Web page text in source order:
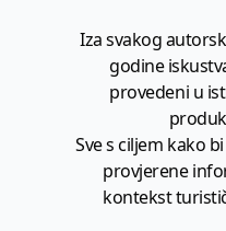
Iza svakog
godine
provedeni u
Sve s ciljem kako
provjerene
kontekst